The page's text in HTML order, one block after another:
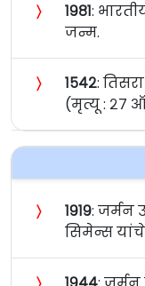
〉 १९८१:
जन्म.
〉 १५४२:
(मृत्यू : २७
〉 १९१९: जर्मन
सिमेन्स